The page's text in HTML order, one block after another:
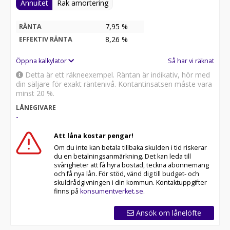
Annuitet Rak amortering
RÄNTA 7,95 %
EFFEKTIV RÄNTA 8,26 %
Öppna kalkylator Så har vi räknat
Detta är ett räkneexempel. Räntan är indikativ, hör med
din säljare för exakt räntenivå. Kontantinsatsen måste vara
minst 20 %.
LÅNEGIVARE
-
Att låna kostar pengar!
Om du inte kan betala tillbaka skulden i tid riskerar
du en betalningsanmärkning. Det kan leda till
svårigheter att få hyra bostad, teckna abonnemang
och få nya lån. För stöd, vänd dig till budget- och
skuldrådgivningen i din kommun. Kontaktuppgifter
finns på konsumentverket.se.
Ansök om lånelöfte